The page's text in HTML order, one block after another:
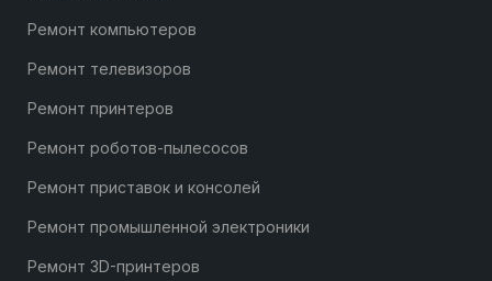
Ремонт компьютеров
Ремонт телевизоров
Ремонт принтеров
Ремонт роботов-пылесосов
Ремонт приставок и консолей
Ремонт промышленной электроники
Ремонт 3D-принтеров